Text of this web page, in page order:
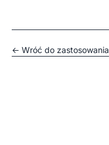
← Wróć do zastosowania